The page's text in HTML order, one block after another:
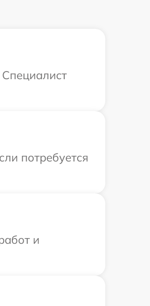
потребуется
и